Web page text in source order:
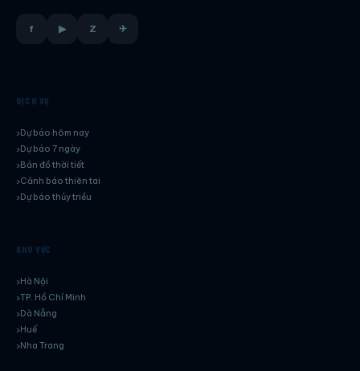
f ▶ Z ✈
DỊCH VỤ
Dự báo hôm nay
Dự báo 7 ngày
Bản đồ thời tiết
Cảnh báo thiên tai
Dự báo thủy triều
KHU VỰC
Hà Nội
TP. Hồ Chí Minh
Dà Nẵng
Huế
Nha Trang